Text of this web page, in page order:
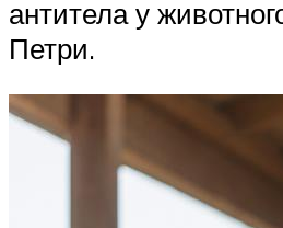
антитела у
Петри.